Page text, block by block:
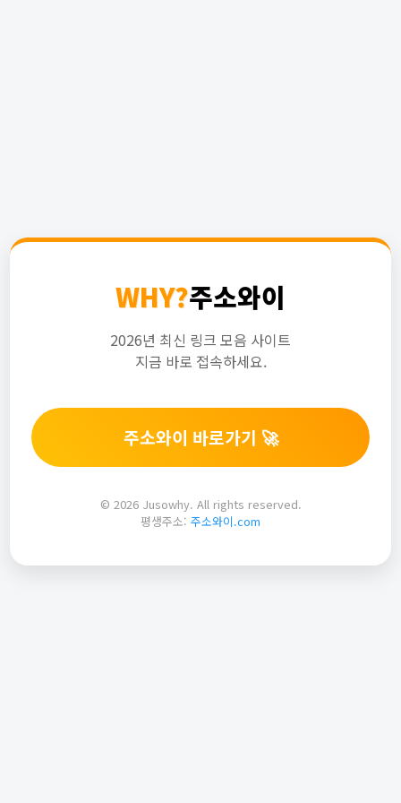
WHY?주소와이
2026년 최신 링크 모음 사이트
지금 바로 접속하세요.
주소와이 바로가기 🚀
© 2026 Jusowhy. All rights reserved.
평생주소: 주소와이.com